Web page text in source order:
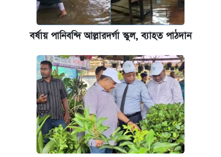
আজকের বাজারে স্বর্ণ-রুপার দাম (৫ আগস্ট)
পাঁচ দপ্তরে নতুন সচিব নিয়োগ দিল সরকার
কবে হবে মেডিকেল ভর্তি পরীক্ষা, জানা গেল যা
আজকের বাজারে স্বর্ণের দাম (৪ আগস্ট)
রাষ্ট্রবিরোধী কর্মকাণ্ড: ঢাবির কয়েকজন শিক্ষকের
বিরুদ্ধে ব্যবস্থা
বর্ষায় পানিবন্দি আল্লারদর্গা স্কুল, ব্যাহত পাঠদান